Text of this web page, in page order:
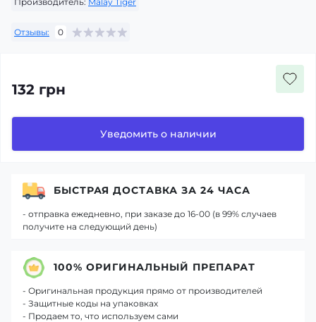
Отзывы: 0
132 грн
Уведомить о наличии
БЫСТРАЯ ДОСТАВКА ЗА 24 ЧАСА
- отправка ежедневно, при заказе до 16-00 (в 99% случаев
получите на следующий день)
100% ОРИГИНАЛЬНЫЙ ПРЕПАРАТ
- Оригинальная продукция прямо от производителей
- Защитные коды на упаковках
- Продаем то, что используем сами